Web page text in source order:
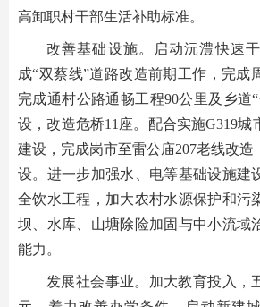
高卸职村干部生活补助标准。
改善基础设施。启动沅澧快速
成“双蔡线”道路改造前期工作，完成
完成通村公路通畅工程90公里及乡道
设，改造危桥11座。配合实施G319城
建设，完成岗市至雷公庙207老线改造
设。进一步加强水、电等基础设施建
全饮水工程，加大农村水源保护和污
坝、水库、山塘除险加固与中小流域
能力。
发展社会事业。加大教育投入，